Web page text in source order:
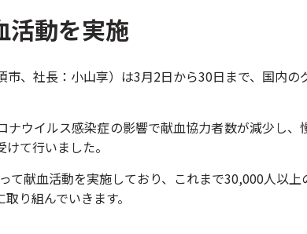
活動を実施
、社長：小山享）は3月2日から30日まで、国内
ウイルス感染症の影響で献血協力者数が減少し
て行いました。
て献血活動を実施しており、これまで30,000人以
り組んでいきます。